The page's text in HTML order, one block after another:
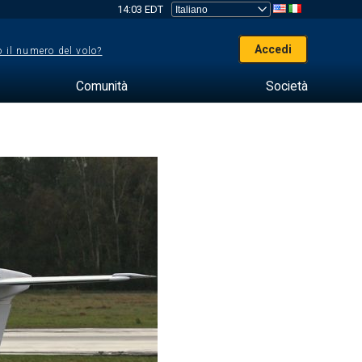
14:03 EDT
il numero del volo? Accedi
Comunità Società